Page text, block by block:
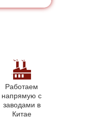
Работаем
напрямую с
заводами в
Китае